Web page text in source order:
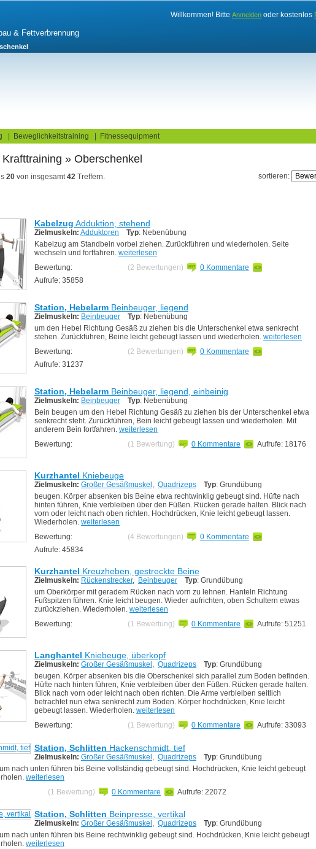
& Fettverbrennung
Willkommen! Bitte Anmelden oder kostenlos
Beweglichkeitstraining Fitnessequipment
» Oberschenkel
20 von insgesamt42 Treffern. sortieren:
Kabelzug Adduktion, stehend
Zielmuskeln: Adduktoren Typ: Nebenübung
Kabelzug am Standbein vorbei ziehen. Zurückführen und wiederholen. Seite
wechseln und fortfahren. weiterlesen
Bewertung:
(2 Bewertungen)
0 Kommentare
Aufrufe: 35858
Station, Hebelarm Beinbeuger, liegend
Zielmuskeln: Beinbeuger Typ: Nebenübung
um den Hebel Richtung Gesäß zu ziehen bis die Unterschenkel etwa senkrecht
stehen. Zurückführen, Beine leicht gebeugt lassen und wiederholen. weiterlesen
Bewertung:
(2 Bewertungen)
0 Kommentare
Aufrufe: 31237
Station, Hebelarm Beinbeuger, liegend, einbeinig
Zielmuskeln: Beinbeuger Typ: Nebenübung
Bein beugen um den Hebel Richtung Gesäß zu ziehen bis der Unterschenkel etwa
senkrecht steht. Zurückführen, Bein leicht gebeugt lassen und wiederholen. Mit
anderem Bein fortfahren. weiterlesen
Bewertung:
(1 Bewertung) 0 Kommentare Aufrufe: 18176
Kurzhantel Kniebeuge
Zielmuskeln: Großer Gesäßmuskel , Quadrizeps Typ: Grundübung
beugen. Körper absenken bis Beine etwa rechtwinklig gebeugt sind. Hüfte nach
hinten führen, Knie verbleiben über den Füßen. Rücken gerade halten. Blick nach
vorn oder leicht nach oben richten. Hochdrücken, Knie leicht gebeugt lassen.
Wiederholen. weiterlesen
Bewertung:
(4 Bewertungen)
0 Kommentare
Aufrufe: 45834
Kurzhantel Kreuzheben, gestreckte Beine
Zielmuskeln: Rückenstrecker, Beinbeuger Typ: Grundübung
um Oberkörper mit geradem Rücken nach vorn zu lehnen. Hanteln Richtung
Fußspitzen führen. Knie leicht beugen. Wieder aufrichten, oben Schultern etwas
zurückziehen. Wiederholen. weiterlesen
Bewertung:
(1 Bewertung) 0 Kommentare Aufrufe: 51251
Langhantel Kniebeuge, überkopf
Zielmuskeln: Großer Gesäßmuskel Quadrizeps Typ: Grundübung
beugen. Körper absenken bis die Oberschenkel sich parallel zum Boden befinden.
Hüfte nach hinten führen, Knie verbleiben über den Füßen. Rücken gerade halten.
Blick nach vorn oder leicht nach oben richten. Die Arme verbleiben seitlich
betrachtet nun etwa senkrecht zum Boden. Körper hochdrücken, Knie leicht
gebeugt lassen. Wiederholen. weiterlesen
Bewertung:
(1 Bewertung) 0 Kommentare Aufrufe: 33093
Station, Schlitten Hackenschmidt, tief
Zielmuskeln: Großer Gesäßmuskel Quadrizeps Typ: Grundübung
nach unten führen bis Beine vollständig gebeugt sind. Hochdrücken, Knie leicht gebeugt
weiterlesen
(1 Bewertung) 0 Kommentare Aufrufe: 22072
Station, Schlitten Beinpresse, vertikal
Zielmuskeln: Großer Gesäßmuskel , Quadrizeps Typ: Grundübung
nach unten führen bis Beine rechtwinklig gebeugt sind. Hochdrücken, Knie leicht gebeugt
weiterlesen